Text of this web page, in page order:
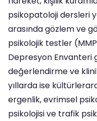
psikopatoloji dersleri
arasında gözlem ve
psikolojik testler
Depresyon Envanteri
değerlendirme ve
yıllarda ise
ergenlik, evrimsel
psikolojisi ve trafik